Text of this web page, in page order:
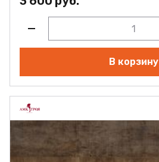
В корзину